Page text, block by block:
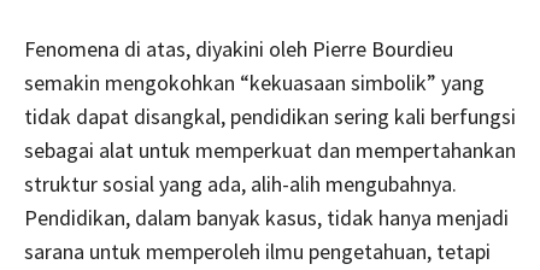
Fenomena di atas, diyakini oleh Pierre Bourdieu
semakin mengokohkan “kekuasaan simbolik” yang
tidak dapat disangkal, pendidikan sering kali berfungsi
sebagai alat untuk memperkuat dan mempertahankan
struktur sosial yang ada, alih-alih mengubahnya.
Pendidikan, dalam banyak kasus, tidak hanya menjadi
sarana untuk memperoleh ilmu pengetahuan, tetapi